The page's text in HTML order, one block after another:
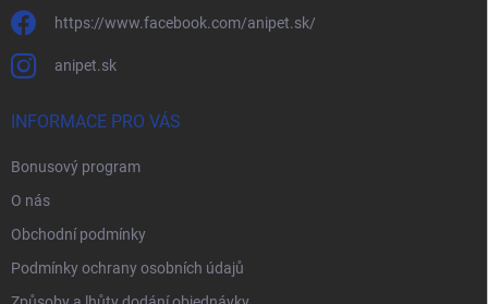
https://www.facebook.com/anipet.sk/
anipet.sk
INFORMACE PRO VÁS
Bonusový program
O nás
Obchodní podmínky
Podmínky ochrany osobních údajů